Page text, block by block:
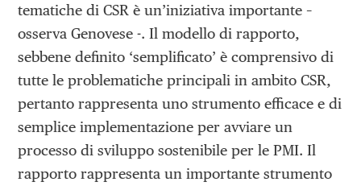
tematiche di CSR è un’iniziativa importante –
osserva Genovese -. Il modello di rapporto,
sebbene definito ‘semplificato’ è comprensivo di
tutte le problematiche principali in ambito CSR,
pertanto rappresenta uno strumento efficace e di
semplice implementazione per avviare un
processo di sviluppo sostenibile per le PMI. Il
rapporto rappresenta un importante strumento